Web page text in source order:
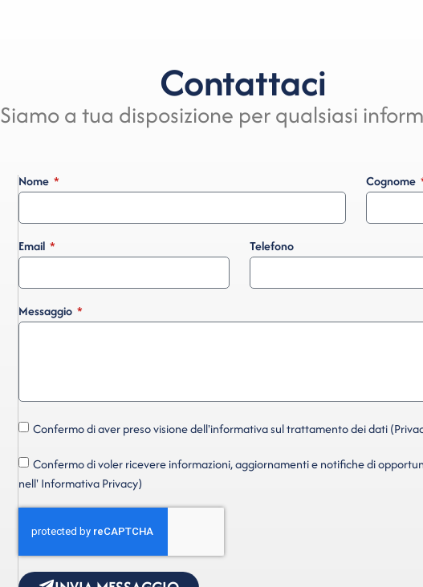
Contattaci
Siamo a tua disposizione per qualsiasi
Nome Cognome
Email Telefono
Messaggio
Confermo di aver preso visione dell'informativa sul trattamento dei dati
Confermo di voler ricevere informazioni, aggiornamenti e notifiche di
nell' Informativa Privacy)